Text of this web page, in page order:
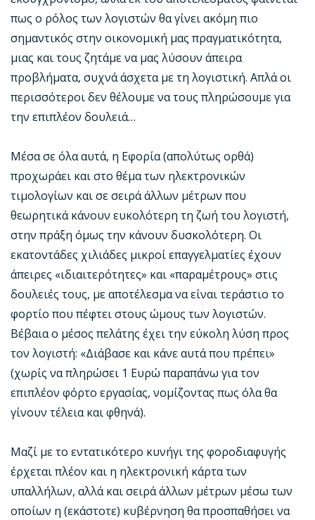
πως ο ρόλος των λογιστών θα γίνει ακόμη πιο
σημαντικός στην οικονομική μας πραγματικότητα,
μιας και τους ζητάμε να μας λύσουν άπειρα
προβλήματα, συχνά άσχετα με τη λογιστική. Απλά οι
περισσότεροι δεν θέλουμε να τους πληρώσουμε για
την επιπλέον δουλειά…
Μέσα σε όλα αυτά, η Εφορία (απολύτως ορθά)
προχωράει και στο θέμα των ηλεκτρονικών
τιμολογίων και σε σειρά άλλων μέτρων που
θεωρητικά κάνουν ευκολότερη τη ζωή του λογιστή,
στην πράξη όμως την κάνουν δυσκολότερη. Οι
εκατοντάδες χιλιάδες μικροί επαγγελματίες έχουν
άπειρες «ιδιαιτερότητες» και «παραμέτρους» στις
δουλειές τους, με αποτέλεσμα να είναι τεράστιο το
φορτίο που πέφτει στους ώμους των λογιστών.
Βέβαια ο μέσος πελάτης έχει την εύκολη λύση προς
τον λογιστή: «Διάβασε και κάνε αυτά που πρέπει»
(χωρίς να πληρώσει 1 Ευρώ παραπάνω για τον
επιπλέον φόρτο εργασίας, νομίζοντας πως όλα θα
γίνουν τέλεια και φθηνά).
Μαζί με το εντατικότερο κυνήγι της φοροδιαφυγής
έρχεται πλέον και η ηλεκτρονική κάρτα των
υπαλλήλων, αλλά και σειρά άλλων μέτρων μέσω των
οποίων η (εκάστοτε) κυβέρνηση θα προσπαθήσει να